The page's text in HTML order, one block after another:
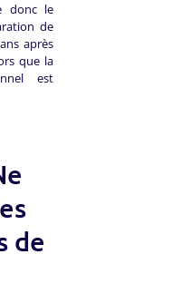
donc le
de
après
que la
est
de